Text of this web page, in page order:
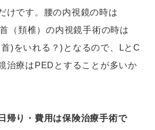
けです。腰の内視鏡の時は
（頚椎）の内視鏡手術の時は
)をいれる？)となるので、LとC
治療はPEDとすることが多いか
帰り・費用は保険治療手術で